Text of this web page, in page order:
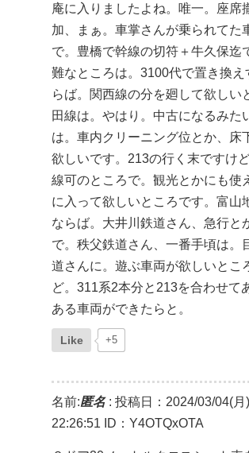
庵に入りましたよね。唯一。座席
加、まぁ。車掌さんが乗られてた
で。豊橋で幹線の切符＋牛久保迄
難なところは。3100代で置き換え
らば。関西線の分を廻して欲しい
田線は。やはり。中古になるみた
は。車内クリーニング位とか、床
欲しいです。213の行く末ですけ
線可のところで。観光とかにも使
に入って欲しいところです。富山
ならば。大井川鉄道さん、急行と
で。秩父鉄道さん、一番手頃は。
道さんに。遊ぶ車両が欲しいとこ
ど。311系2本分と213を合わせて
ある車両ができたらと。
Like +5
名前:匿名: 投稿日：2024/03/04(月)
22:26:51
ID：Y4OTQxOTA